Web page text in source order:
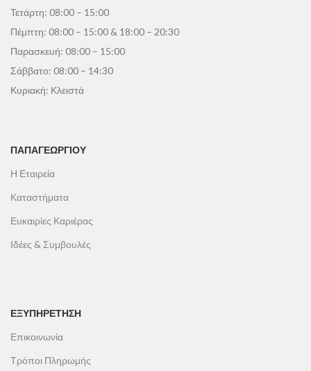
Τετάρτη: 08:00 – 15:00
Πέμπτη: 08:00 – 15:00 & 18:00 – 20:30
Παρασκευή: 08:00 – 15:00
Σάββατο: 08:00 – 14:30
Κυριακή: Κλειστά
ΠΑΠΑΓΕΩΡΓΊΟΥ
Η Εταιρεία
Καταστήματα
Ευκαιρίες Καριέρας
Ιδέες & Συμβουλές
ΕΞΥΠΗΡΕΤΗΣΗ
Επικοινωνία
Τρόποι Πληρωμής